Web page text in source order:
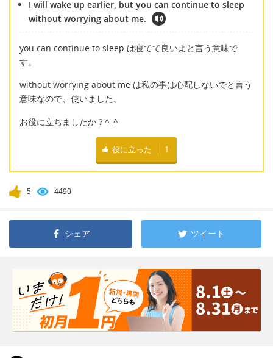
I will wake up earlier, but you can continue to sleep
without worrying about me.
you can continue to sleep は寝てて良いよと言う意味で
す。
without worrying about me は私の事は心配しないでと言う
意味なので、使いました。
お役に立ちましたか？^_^
役に立った 1
5 4490
シェア ツイート